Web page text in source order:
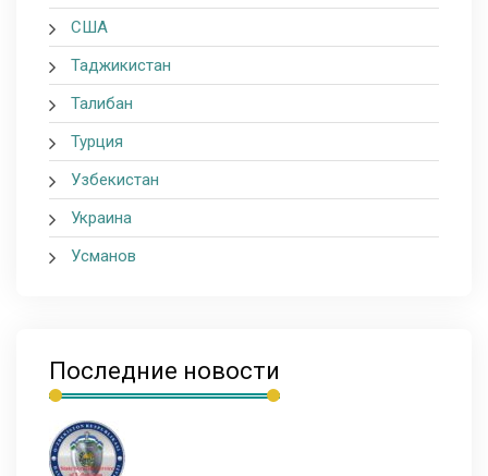
США
Таджикистан
Талибан
Турция
Узбекистан
Украина
Усманов
Последние новости